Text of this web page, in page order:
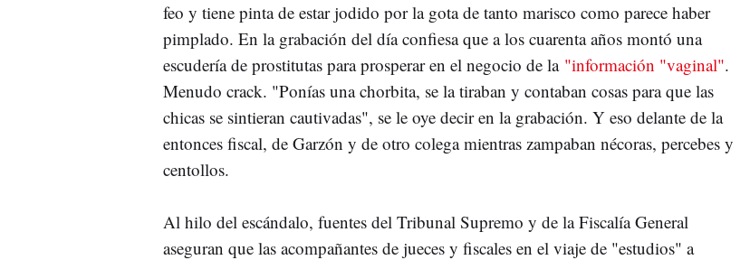
feo y tiene pinta de estar jodido por la gota de tanto marisco como parece haber
pimplado. En la grabación del día confiesa que a los cuarenta años montó una
escudería de prostitutas para prosperar en el negocio de la "información "vaginal".
Menudo crack. "Ponías una chorbita, se la tiraban y contaban cosas para que las
chicas se sintieran cautivadas", se le oye decir en la grabación. Y eso delante de la
entonces fiscal, de Garzón y de otro colega mientras zampaban nécoras, percebes y
centollos.
Al hilo del escándalo, fuentes del Tribunal Supremo y de la Fiscalía General
aseguran que las acompañantes de jueces y fiscales en el viaje de "estudios" a